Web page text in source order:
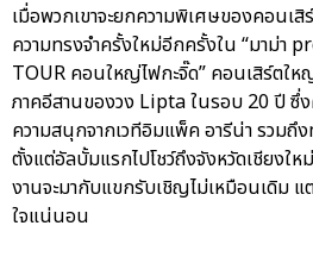
เมื่อพวกเขาจะยกความพิเศษของคอนเ
ความทรงจำครั้งใหม่อีกครั้งใน “มาม่า
TOUR คอนใหญ่ไฟกะจิ๊ด” คอนเสิร์ตใ
ภาคอีสานของวง Lipta ในรอบ 20 ปี ซึ่ง
ความสนุกจากเวทีอิมแพ็ค อารีน่า รวมถึ
ตั้งแต่อัลบั้มแรกไปโชว์ถึงจังหวัดเชียงใ
งานจะมากับแขกรับเชิญไม่เหมือนเดิม
ใจแน่นอน